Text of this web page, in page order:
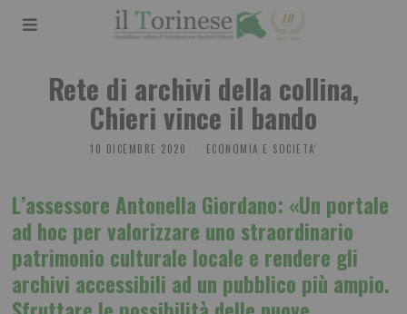
Rete di archivi della collina,
Chieri vince il bando
10 DICEMBRE 2020 ECONOMIA E SOCIETA'
L’assessore Antonella Giordano: «Un portale
ad hoc per valorizzare uno straordinario
patrimonio culturale locale e rendere gli
archivi accessibili ad un pubblico più ampio.